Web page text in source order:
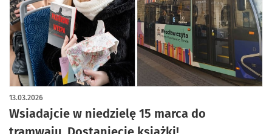
Wsiadajcie w niedzielę 15 marca do
13.03.2026